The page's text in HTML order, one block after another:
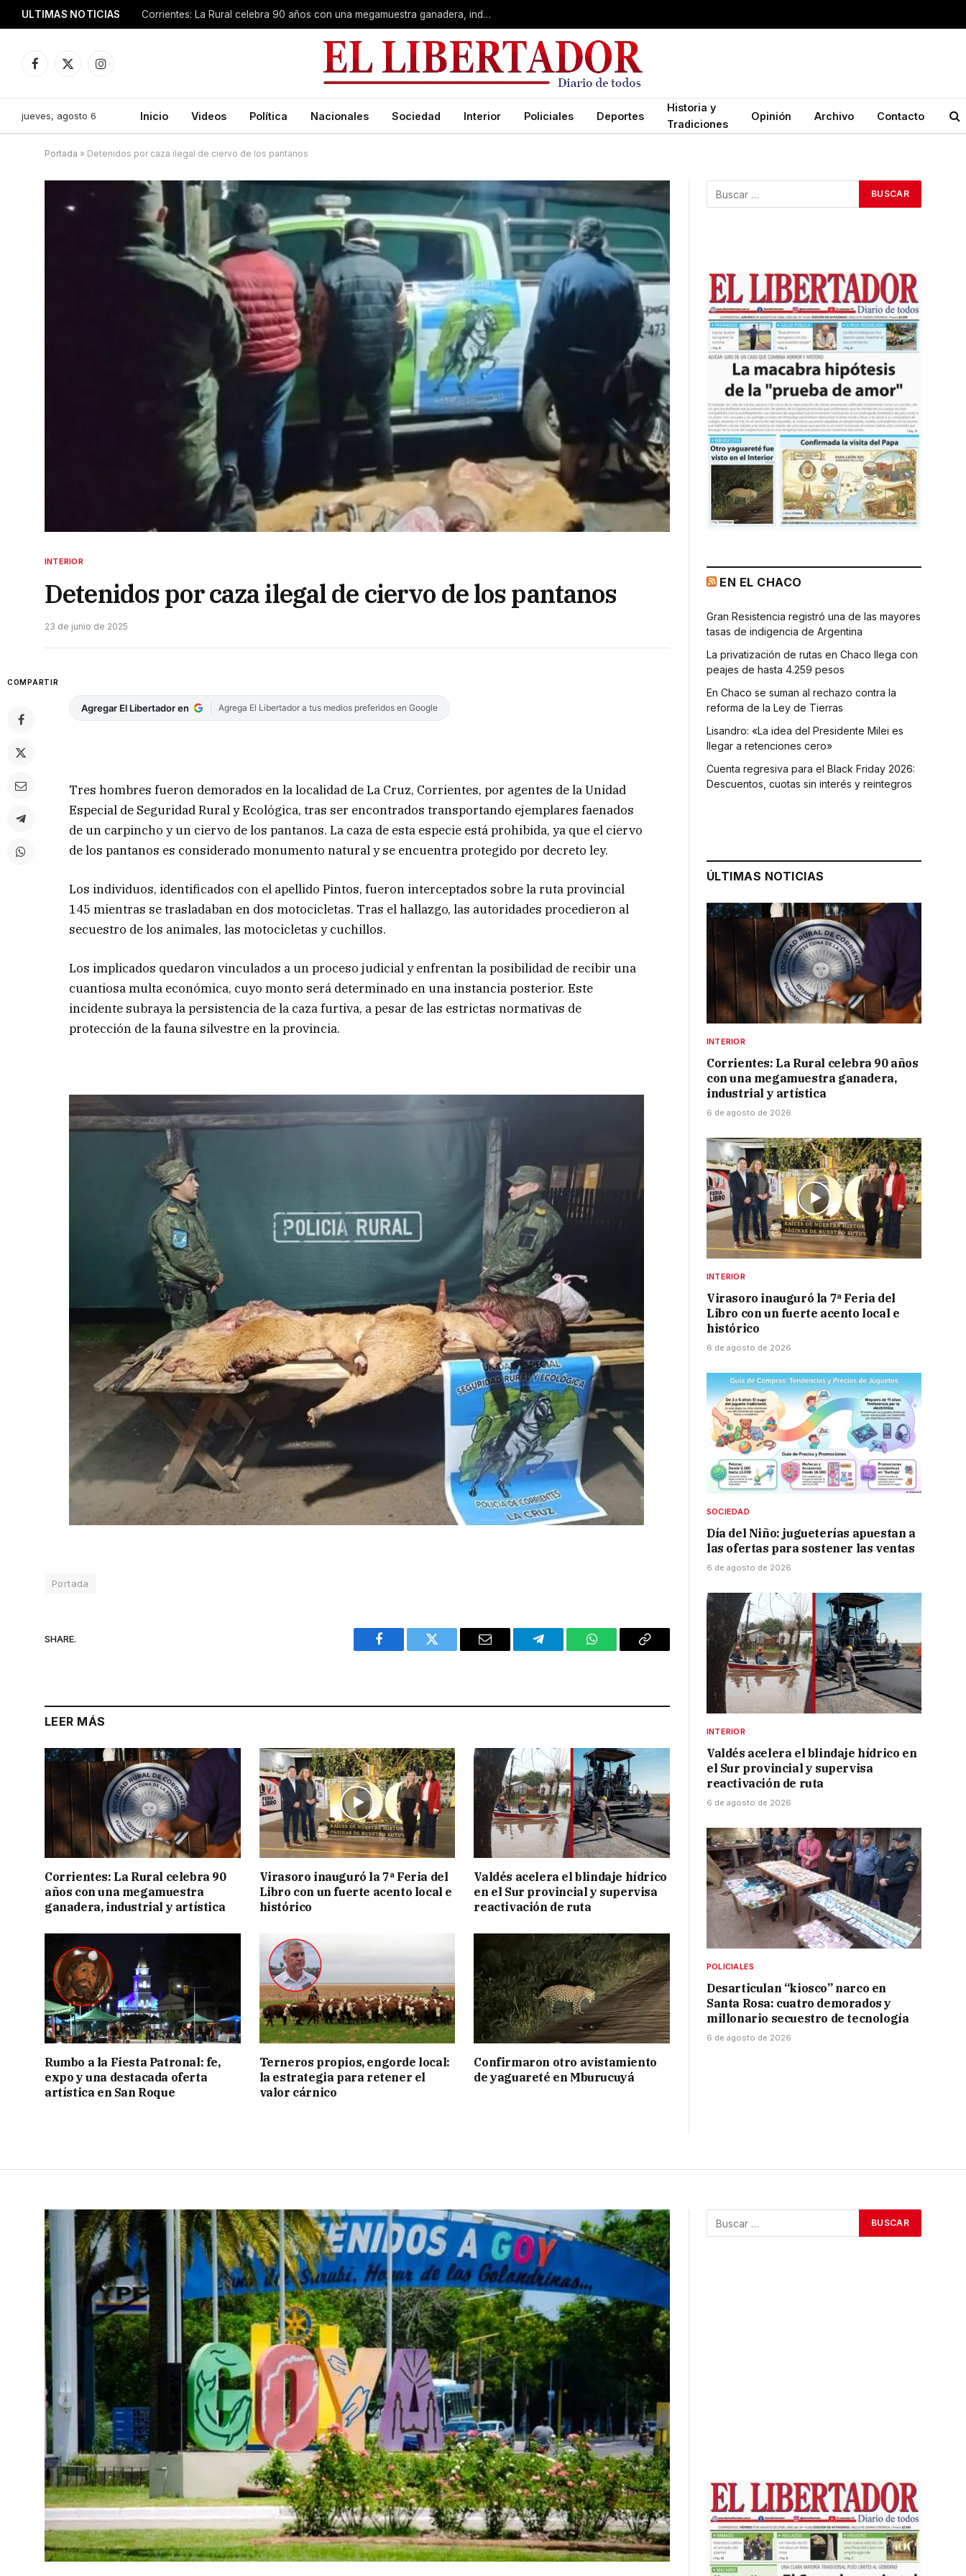
ULTIMAS NOTICIAS Corrientes: La Rural celebra 90 años con una megamuestra ganadera, industrial y artística
Facebook
X
Instagram
jueves, agosto 6 Inicio Videos Política Nacionales Sociedad Interior Policiales Deportes
Historia y
Tradiciones
Opinión Archivo Contacto
Portada » Detenidos por caza ilegal de ciervo de los pantanos
INTERIOR
Detenidos por caza ilegal de ciervo de los pantanos
23 de junio de 2025
COMPARTIR
Agregar El Libertador en Agrega El Libertador a tus medios preferidos en Google
Tres hombres fueron demorados en la localidad de La Cruz, Corrientes, por agentes de la Unidad
Especial de Seguridad Rural y Ecológica, tras ser encontrados transportando ejemplares faenados
de un carpincho y un ciervo de los pantanos. La caza de esta especie está prohibida, ya que el ciervo
de los pantanos es considerado monumento natural y se encuentra protegido por decreto ley.
Los individuos, identificados con el apellido Pintos, fueron interceptados sobre la ruta provincial
145 mientras se trasladaban en dos motocicletas. Tras el hallazgo, las autoridades procedieron al
secuestro de los animales, las motocicletas y cuchillos.
Los implicados quedaron vinculados a un proceso judicial y enfrentan la posibilidad de recibir una
cuantiosa multa económica, cuyo monto será determinado en una instancia posterior. Este
incidente subraya la persistencia de la caza furtiva, a pesar de las estrictas normativas de
protección de la fauna silvestre en la provincia.
Portada
SHARE.
Facebook Twitter Email Telegram WhatsAppCopy
LEER MÁS
Corrientes: La Rural celebra 90
años con una megamuestra
ganadera, industrial y artística
Virasoro inauguró la 7ª Feria del
Libro con un fuerte acento local e
histórico
Valdés acelera el blindaje hídrico
en el Sur provincial y supervisa
reactivación de ruta
Rumbo a la Fiesta Patronal: fe,
expo y una destacada oferta
artística en San Roque
Terneros propios, engorde local:
la estrategia para retener el
valor cárnico
Confirmaron otro avistamiento
de yaguareté en Mburucuyá
EN EL CHACO
Gran Resistencia registró una de las mayores
tasas de indigencia de Argentina
La privatización de rutas en Chaco llega con
peajes de hasta 4.259 pesos
En Chaco se suman al rechazo contra la
reforma de la Ley de Tierras
Lisandro: «La idea del Presidente Milei es
llegar a retenciones cero»
Cuenta regresiva para el Black Friday 2026:
Descuentos, cuotas sin interés y reintegros
ÚLTIMAS NOTICIAS
INTERIOR
Corrientes: La Rural celebra 90 años
con una megamuestra ganadera,
industrial y artística
6 de agosto de 2026
INTERIOR
Virasoro inauguró la 7ª Feria del
Libro con un fuerte acento local e
histórico
6 de agosto de 2026
SOCIEDAD
Día del Niño: jugueterías apuestan a
las ofertas para sostener las ventas
6 de agosto de 2026
INTERIOR
Valdés acelera el blindaje hídrico en
el Sur provincial y supervisa
reactivación de ruta
6 de agosto de 2026
POLICIALES
Desarticulan “kiosco” narco en
Santa Rosa: cuatro demorados y
millonario secuestro de tecnología
6 de agosto de 2026